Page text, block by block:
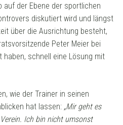
auf der Ebene der sportlichen
diskutiert wird und längst
über die Ausrichtung besteht,
Peter Meier bei
haben, schnell eine Lösung mit
wie der Trainer in seinen
hat lassen: „Mir geht es
Ich bin nicht umsonst